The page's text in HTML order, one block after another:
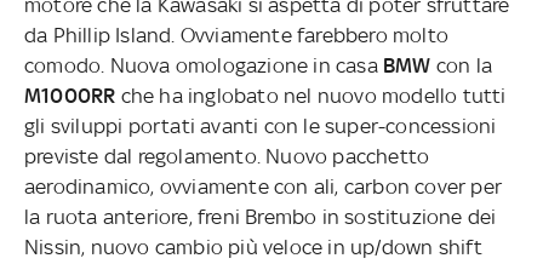
motore che la Kawasaki si aspetta di poter sfruttare
da Phillip Island. Ovviamente farebbero molto
comodo. Nuova omologazione in casa BMW con la
M1000RR che ha inglobato nel nuovo modello tutti
gli sviluppi portati avanti con le super-concessioni
previste dal regolamento. Nuovo pacchetto
aerodinamico, ovviamente con ali, carbon cover per
la ruota anteriore, freni Brembo in sostituzione dei
Nissin, nuovo cambio più veloce in up/down shift